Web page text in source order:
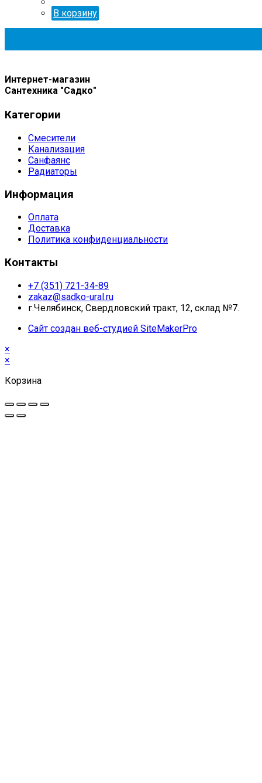
В корзину
Интернет-магазин
Сантехника "Садко"
Категории
Смесители
Канализация
Санфаянс
Радиаторы
Информация
Оплата
Доставка
Политика конфиденциальности
Контакты
+7 (351) 721-34-89
zakaz@sadko-ural.ru
г.Челябинск, Свердловский тракт, 12, склад №7.
Сайт создан веб-студией SiteMakerPro
×
×
Корзина